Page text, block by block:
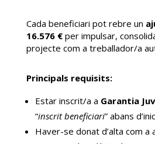
Cada beneficiari pot rebre un
16.576 €per impulsar,
projecte com a treballador/a
Principals requisits:
Estar inscrit/a a Garantia
“inscrit beneficiari” abans
Haver-se donat d’alta com a